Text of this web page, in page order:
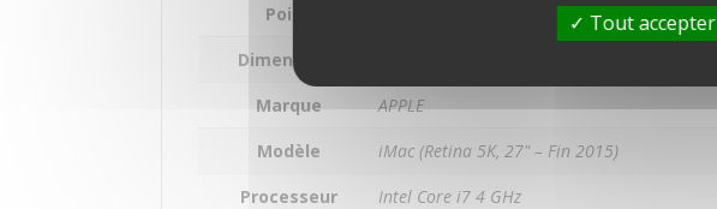
Poids
Dimensions
Marque
APPLE
Modèle
iMac (Retina 5K, 27" – Fin 2015)
Processeur
Intel Core i7 4 GHz
Tout accepter